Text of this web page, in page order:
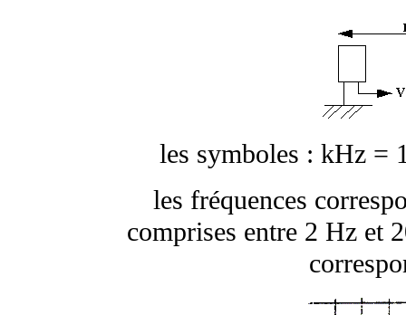
les symboles : kHz =
les fréquences
comprises entre 2 Hz et